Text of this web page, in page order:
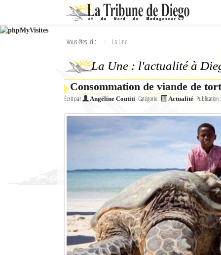
Ok
L'actualité à Diego Suarez
Vous êtes ici : La Une
La Une : l'actualité à
Consommation de viande de
Écrit par Angéline Coutiti Catégorie : Actualité